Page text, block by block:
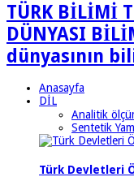
TÜRK BİLİMİ
DÜNYASI
dünyasının
Anasayfa
DİL
Analitik
Sentetik
Türk Devletleri